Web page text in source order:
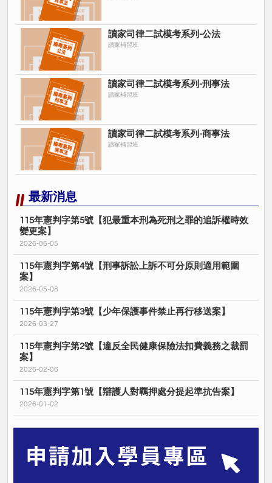
讀家司律二試模考系列-公法
讀家補習班
讀家司律二試模考系列-刑事法
讀家補習班
讀家司律二試模考系列-商事法
讀家補習班
最新消息
115年憲判字第5號【犯最重本刑為死刑之罪的追訴權時效
變更案】
2026-06-05
115年憲判字第4號【刑事訴訟上訴不可分原則適用範圍
案】
2026-05-08
115年憲判字第3號【少年保護事件禁止再行移送案】
2026-03-27
115年憲判字第2號【違反全民健康保險法扣費義務之裁罰
案】
2026-02-06
115年憲判字第1號【辯護人對羈押處分提起準抗告案】
2026-01-02